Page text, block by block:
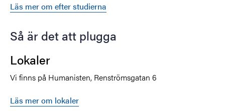
Läs mer om efter studierna
Så är det att plugga
Lokaler
Vi finns på Humanisten, Renströmsgatan 6
Läs mer om lokaler